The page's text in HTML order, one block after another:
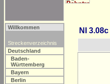
Willkommen
Streckenverzeichnis
Deutschland
Baden-
Württemberg
Bayern
Berlin
NI 3.08c